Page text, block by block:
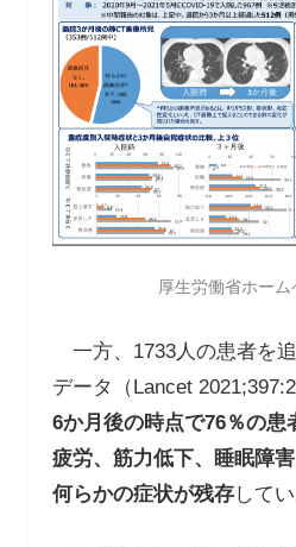
厚生労働省ホーム
一方、 1733人の患者を
データ（ Lancet
6か月後の時点で76％の患
疲労、筋力低下、睡眠障害
何らかの症状が残存してい